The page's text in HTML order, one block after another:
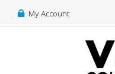
My Account